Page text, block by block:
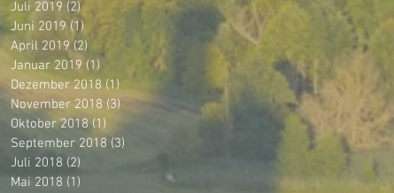
Juli 2019 (2)2 Beiträge
Juni 2019 (1)1 Beitrag
April 2019 (2) 2 Beiträge
Januar 2019 (1)
Dezember 2018 (1)
November 2018 (3) 3 Beiträge
Oktober 2018 (1) 1 Beitrag
September 2018 (3)
Juli 2018 (2)
Mai 2018 (1)